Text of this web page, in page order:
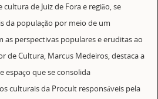
de Juiz de Fora e região, se
da população por meio de um
as perspectivas populares e eruditas ao
de Cultura, Marcus Medeiros, destaca a
espaço que se consolida
culturais da Procult responsáveis pela